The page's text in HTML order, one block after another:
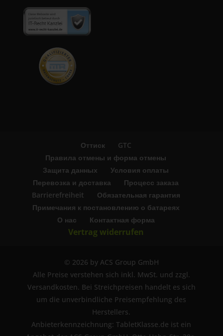
Оттиск
GTC
Правила отмены и форма отмены
Защита данных
Условия оплаты
Перевозка и доставка
Процесс заказа
Barrierefreiheit
Обязательная гарантия
Примечания к постановлению о батареях
О нас
Контактная форма
Vertrag widerrufen
© 2026 by ACS Group GmbH
Alle Preise verstehen sich inkl. MwSt. und zzgl.
Versandkosten. Bei Streichpreisen handelt es sich
um die unverbindliche Preisempfehlung des
Herstellers.
Anbieterkennzeichnung: TabletKlasse.de ist ein